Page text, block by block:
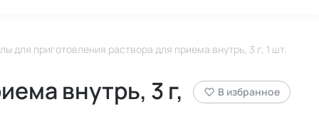
для приготовления раствора для приема внутрь, 3 г, 1 шт.
внутрь, 3 г,
В избранное